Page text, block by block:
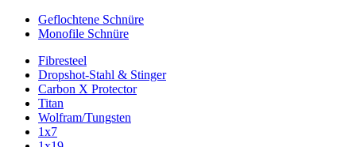
Geflochtene Schnüre
Monofile Schnüre
Fibresteel
Dropshot-Stahl & Stinger
Carbon X Protector
Titan
Wolfram/Tungsten
1x7